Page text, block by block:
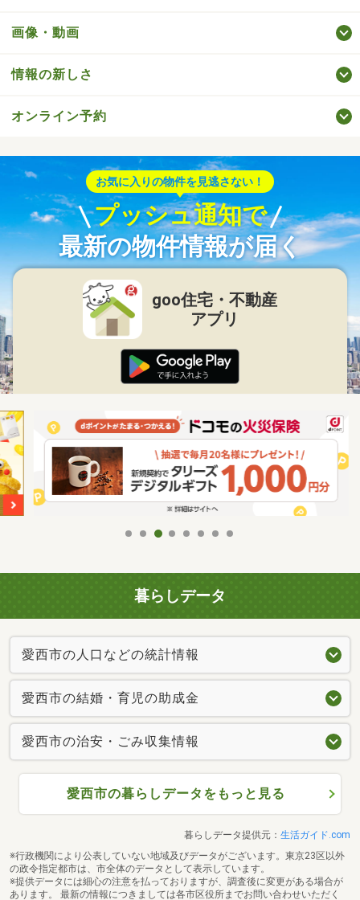
画像・動画
情報の新しさ
オンライン予約
お気に入りの物件を見逃さない！
プッシュ通知で
最新の物件情報が届く
goo住宅・不動産
アプリ
暮らしデータ
愛西市の人口などの統計情報
愛西市の結婚・育児の助成金
愛西市の治安・ごみ収集情報
愛西市の暮らしデータをもっと見る
暮らしデータ提供元： 生活ガイド.com
※行政機関により公表していない地域及びデータがございます。東京23区以外
の政令指定都市は、市全体のデータとして表示しています。
※提供データには細心の注意を払っておりますが、調査後に変更がある場合が
あります。 最新の情報につきましては各市区役所までお問い合わせいただく